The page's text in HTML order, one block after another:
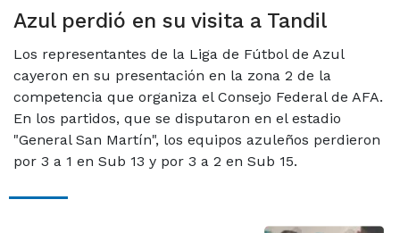
Azul perdió en su visita a Tandil
Los representantes de la Liga de Fútbol de Azul
cayeron en su presentación en la zona 2 de la
competencia que organiza el Consejo Federal de AFA.
En los partidos, que se disputaron en el estadio
"General San Martín", los equipos azuleños perdieron
por 3 a 1 en Sub 13 y por 3 a 2 en Sub 15.